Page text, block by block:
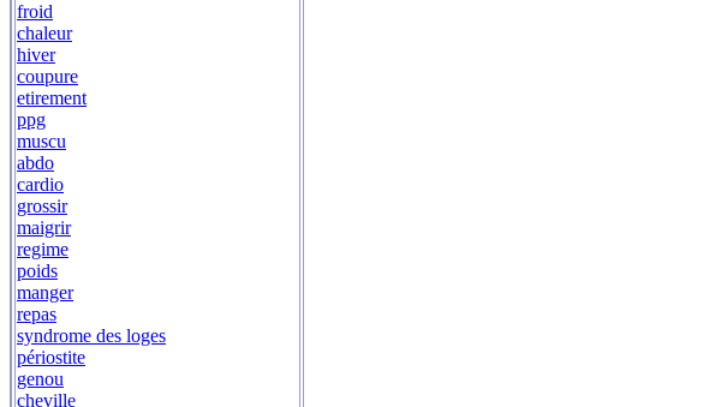
froid
chaleur
hiver
coupure
etirement
ppg
muscu
abdo
cardio
grossir
maigrir
regime
poids
manger
repas
syndrome des loges
périostite
genou
cheville